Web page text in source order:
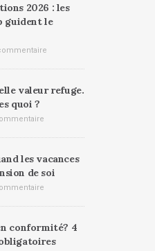
2026 : les
guident le
valeur refuge.
quoi ?
les vacances
de soi
conformité? 4